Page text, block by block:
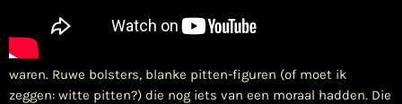
waren. Ruwe bolsters, blanke pitten-figuren (of moet ik
zeggen: witte pitten?) die nog iets van een moraal hadden. Die